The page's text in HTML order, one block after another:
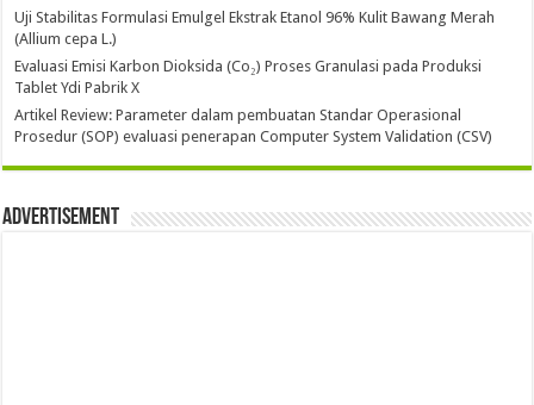
Uji Stabilitas Formulasi Emulgel Ekstrak Etanol 96% Kulit Bawang Merah
(Allium cepa L.)
Evaluasi Emisi Karbon Dioksida (Co₂) Proses Granulasi pada Produksi
Tablet Ydi Pabrik X
Artikel Review: Parameter dalam pembuatan Standar Operasional
Prosedur (SOP) evaluasi penerapan Computer System Validation (CSV)
Advertisement